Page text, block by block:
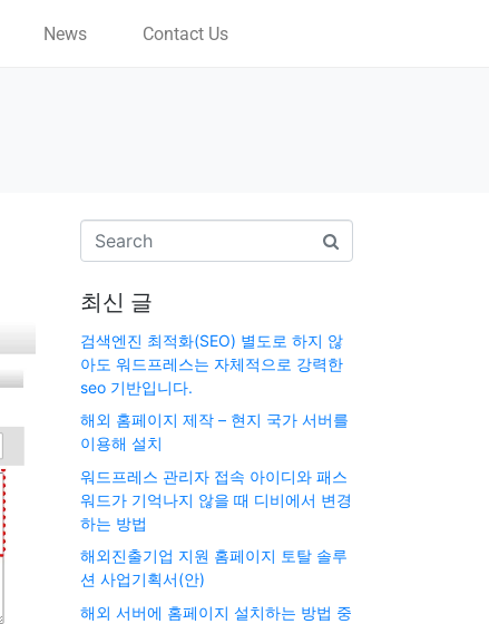
News Contact Us
최신 글
검색엔진 최적화(SEO) 별도로 하지 않
아도 워드프레스는 자체적으로 강력한
seo 기반입니다.
해외 홈페이지 제작 – 현지 국가 서버를
이용해 설치
워드프레스 관리자 접속 아이디와 패스
워드가 기억나지 않을 때 디비에서 변경
하는 방법
해외진출기업 지원 홈페이지 토탈 솔루
션 사업기획서(안)
해외 서버에 홈페이지 설치하는 방법 중